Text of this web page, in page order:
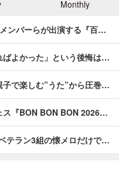
Monthly
ンバーらが出演する『百…
よかった」という後悔は…
で楽しむ”うた”から圧巻…
ス『BON BON BON 2026…
テラン3組の懐メロだけで…